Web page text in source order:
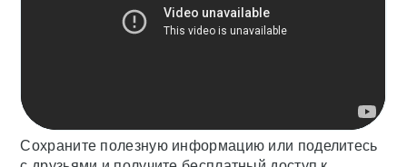
Сохраните полезную информацию или поделитесь